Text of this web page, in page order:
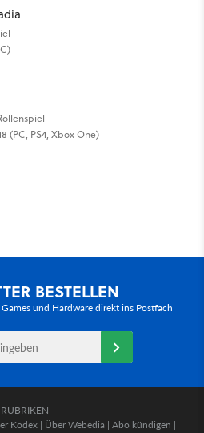
(PC, PS4, Xbox One)
BESTELLEN
und Hardware direkt ins Postfach
RUBRIKEN
Kodex | Über Webedia | Abo kündigen |